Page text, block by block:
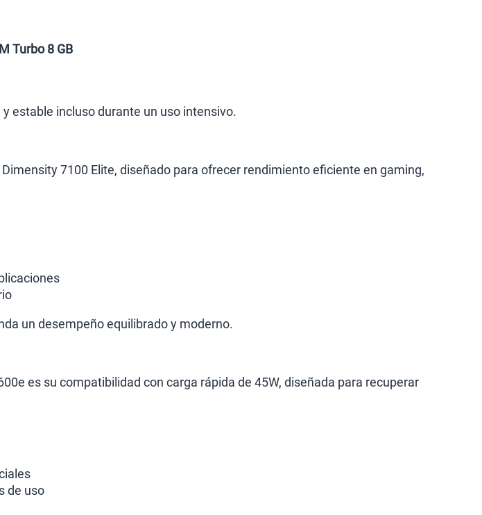
Turbo 8 GB
estable incluso durante un uso intensivo.
7100 Elite, diseñado para ofrecer rendimiento eficiente en gaming,
un desempeño equilibrado y moderno.
es su compatibilidad con carga rápida de 45W, diseñada para recuperar
de uso